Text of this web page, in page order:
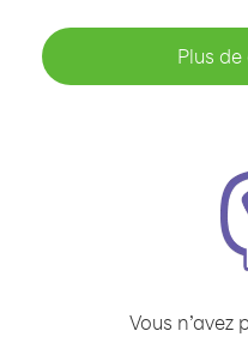
Plus
Vous n’avez